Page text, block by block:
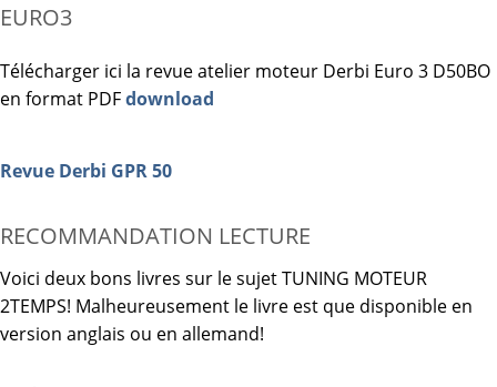
EURO3
Télécharger ici la revue atelier moteur Derbi Euro 3 D50BO
en format PDFdownload
Revue Derbi GPR 50
RECOMMANDATION LECTURE
Voici deux bons livres sur le sujet TUNING MOTEUR
2TEMPS! Malheureusement le livre est que disponible en
version anglais ou en allemand!